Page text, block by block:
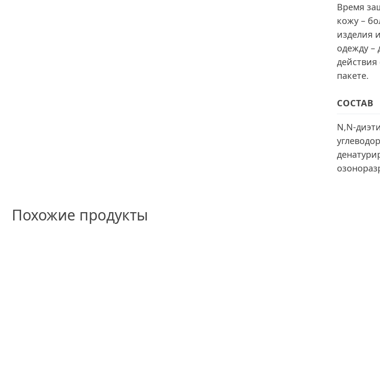
Время
кожу –
изделия
одежду –
пакете.
СОСТАВ
N,N-
Похожие продукты